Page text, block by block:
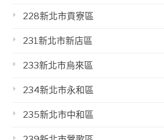
228新北市貢寮區
231新北市新店區
233新北市烏來區
234新北市永和區
235新北市中和區